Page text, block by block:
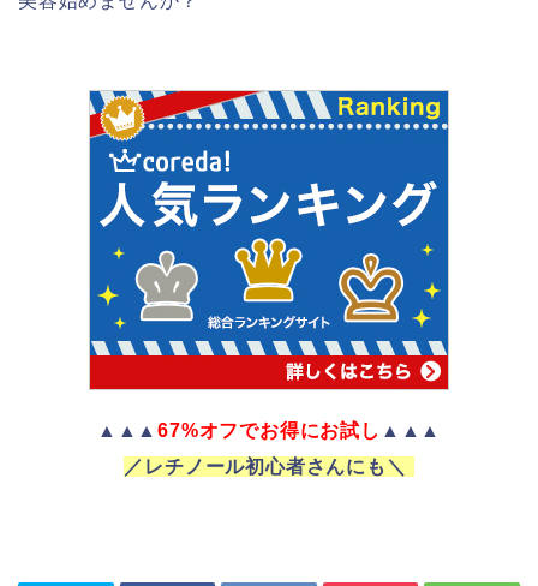
▲▲▲67%オフでお得にお試し ▲▲▲
／レチノール初心者さんにも＼